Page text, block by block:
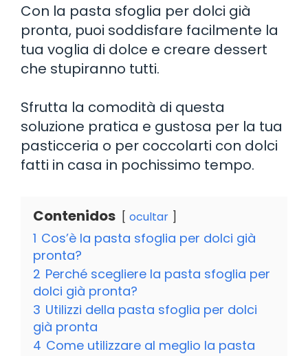
Con la pasta sfoglia per dolci già
pronta, puoi soddisfare facilmente la
tua voglia di dolce e creare dessert
che stupiranno tutti.
Sfrutta la comodità di questa
soluzione pratica e gustosa per la tua
pasticceria o per coccolarti con dolci
fatti in casa in pochissimo tempo.
Contenidos ocultar
1 Cos’è la pasta sfoglia per dolci già
pronta?
2 Perché scegliere la pasta sfoglia per
dolci già pronta?
3 Utilizzi della pasta sfoglia per dolci
già pronta
4 Come utilizzare al meglio la pasta